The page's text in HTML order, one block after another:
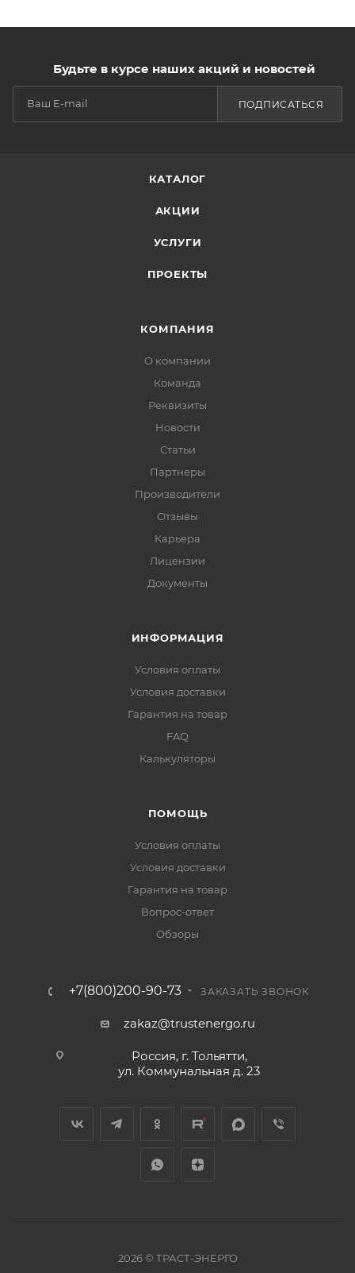
Будьте в курсе наших акций и новостей
ПОДПИСАТЬСЯ
КАТАЛОГ
АКЦИИ
УСЛУГИ
ПРОЕКТЫ
КОМПАНИЯ
О компании
Команда
Реквизиты
Новости
Статьи
Партнеры
Производители
Отзывы
Карьера
Лицензии
Документы
ИНФОРМАЦИЯ
Условия оплаты
Условия доставки
Гарантия на товар
FAQ
Калькуляторы
ПОМОЩЬ
Условия оплаты
Условия доставки
Гарантия на товар
Вопрос-ответ
Обзоры
+7(800)200-90-73 ЗАКАЗАТЬ ЗВОНОК
zakaz@trustenergo.ru
Россия, г. Тольятти,
ул. Коммунальная д. 23
2026 © ТРАСТ-ЭНЕРГО